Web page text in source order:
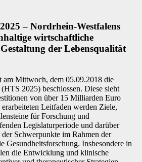
– Nordrhein-Westfalens
wirtschaftliche
der Lebensqualität
am Mittwoch, dem 05.09.2018 die
2025) beschlossen. Diese sieht
von über 15 Milliarden Euro
Leitfaden werden Ziele,
für Forschung und
Legislaturperiode und darüber
Schwerpunkte im Rahmen der
Gesundheitsforschung. Insbesondere in
die Entwicklung und klinische